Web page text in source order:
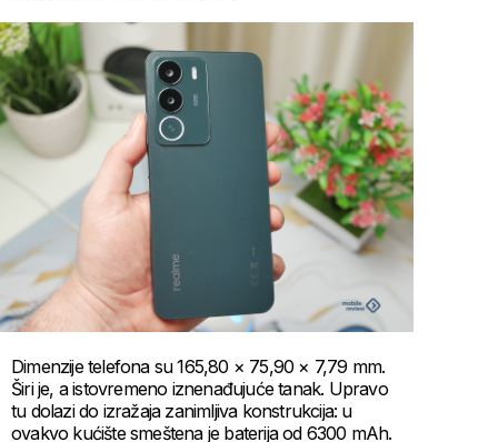
Dimenzije telefona su 165,80 × 75,90 × 7,79 mm.
Širi je, a istovremeno iznenađujuće tanak. Upravo
tu dolazi do izražaja zanimljiva konstrukcija: u
ovakvo kućište smeštena je baterija od 6300 mAh.